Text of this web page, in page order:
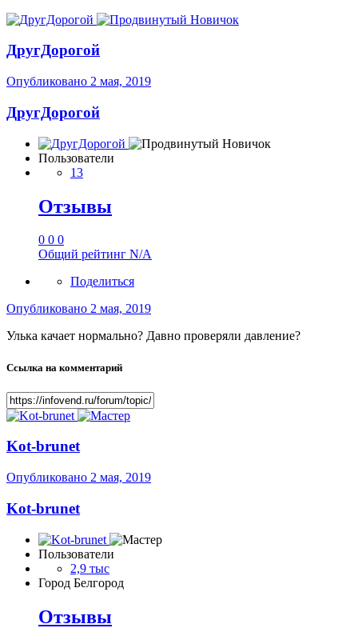
ДругДорогой
Опубликовано 2 мая, 2019
ДругДорогой
Пользователи
13
Отзывы
0 0 0
Общий рейтинг N/A
Поделиться
Опубликовано 2 мая, 2019
Улька качает нормально? Давно проверяли давление?
Ссылка на комментарий
Kot-brunet
Опубликовано 2 мая, 2019
Kot-brunet
Пользователи
2,9 тыс
Город Белгород
Отзывы